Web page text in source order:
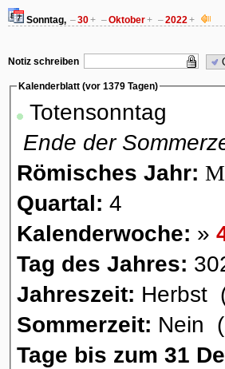
Sonntag, –30+ –Oktober+ –2022+
Notiz schreiben
Kalenderblatt (vor 1379 Tagen)
Totensonntag
Ende der
Römisches Jahr:
Quartal: 4
Kalenderwoche: »
Tag des Jahres:
Jahreszeit: Herbst
Sommerzeit: Nein
Tage bis zum 31